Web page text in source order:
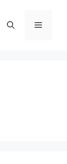
Menú